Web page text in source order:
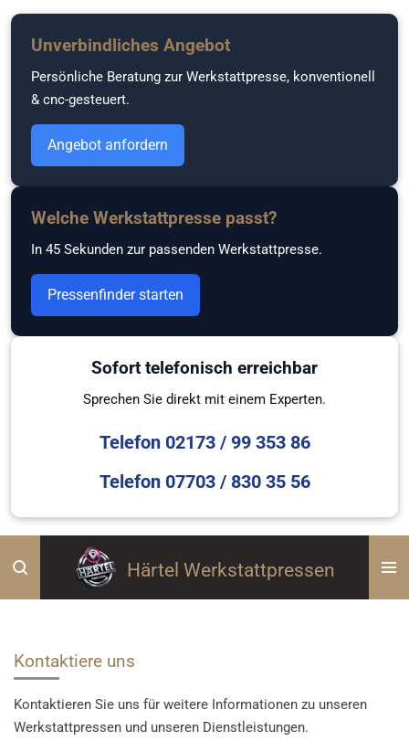
Unverbindliches Angebot
Persönliche Beratung zur Werkstattpresse, konventionell
& cnc-gesteuert.
Angebot anfordern
Welche Werkstattpresse passt?
In 45 Sekunden zur passenden Werkstattpresse.
Pressenfinder starten
Sofort telefonisch erreichbar
Sprechen Sie direkt mit einem Experten.
Telefon 02173 / 99 353 86
Telefon 07703 / 830 35 56
Hauptinhalt
springen
Härtel Werkstattpressen
Kontaktiere uns
Kontaktieren Sie uns für weitere Informationen zu unseren
Werkstattpressen und unseren Dienstleistungen.